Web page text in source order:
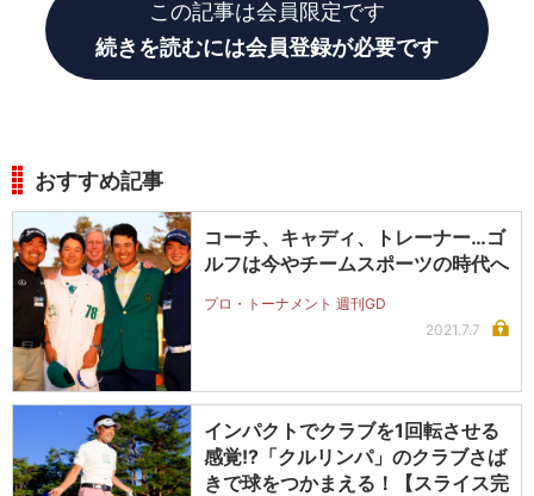
この記事は会員限定です
続きを読むには会員登録が必要です
おすすめ記事
コーチ、キャディ、トレーナー…ゴ
ルフは今やチームスポーツの時代へ
プロ・トーナメント 週刊GD
2021.7.7
インパクトでクラブを1回転させる
感覚!?「クルリンパ」のクラブさば
きで球をつかまえる！【スライス完